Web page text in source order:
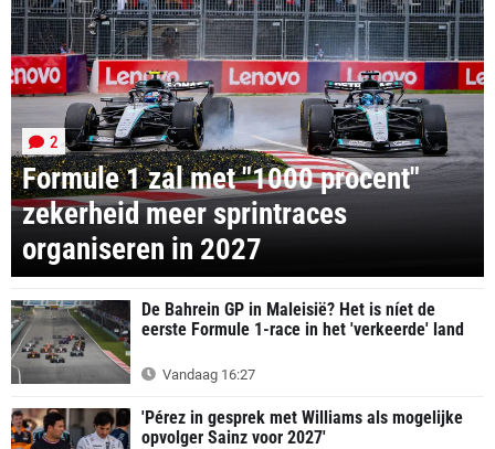
Formule 1 zal met "1000 procent"
zekerheid meer sprintraces
organiseren in 2027
2
De Bahrein GP in Maleisië? Het is níet de
eerste Formule 1-race in het 'verkeerde' land
Vandaag 16:27
'Pérez in gesprek met Williams als mogelijke
opvolger Sainz voor 2027'